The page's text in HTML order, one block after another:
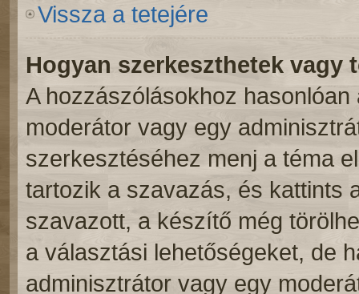
Vissza a tetejére
Hogyan szerkeszthetek vagy
A hozzászólásokhoz
moderátor vagy egy
szerkesztéséhez menj a téma
tartozik a szavazás, és kattints
szavazott, a készítő még
a választási lehetőségeket, de
adminisztrátor vagy egy